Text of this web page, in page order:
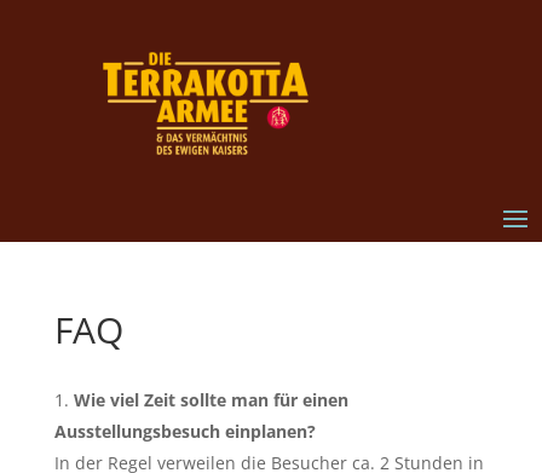
FAQ
Wie viel Zeit sollte man für einen
Ausstellungsbesuch einplanen?
In der Regel verweilen die Besucher ca. 2 Stunden in